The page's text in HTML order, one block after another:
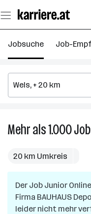
Seiteninhalt
springen
Jobsuche Job-
Mehr als 1.000
20 km Umkreis
Der Job Junior
Firma BAUHAUS
leider nicht mehr